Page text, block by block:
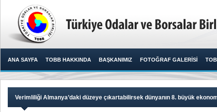
ANA SAYFA TOBB HAKKINDA BAŞKANIMIZ FOTOĞRAF GALERİSİ
Verimliliği Almanya’daki düzeye çıkartabilirsek dünyanın 8. büyük